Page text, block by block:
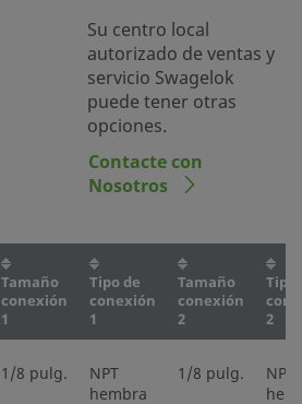
Su centro local
autorizado de ventas y
servicio Swagelok
puede tener otras
opciones.
Contacte con
Nosotros
Tamaño
conexión
1
Tipo de
conexión
1
Tamaño
conexión
2
Tipo
2
1/8 pulg.
NPT
hembra
1/8 pulg.
NPT